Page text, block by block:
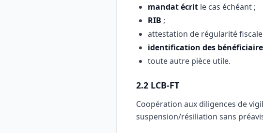
mandat écrit le cas échéant ;
RIB ;
attestation de régularité fiscale
identification des
toute autre pièce utile.
2.2 LCB-FT
Coopération aux diligences de
suspension/résiliation sans